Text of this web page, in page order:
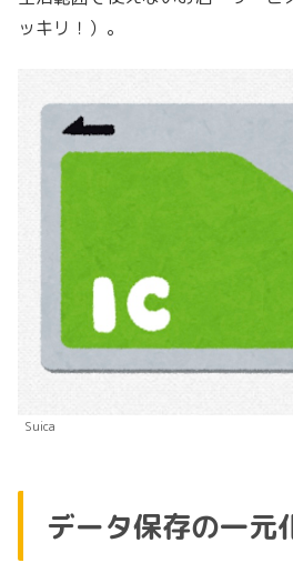
ッキリ！）。
Suica
データ保存の一元